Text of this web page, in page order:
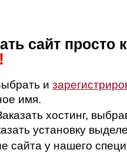
сайт просто
и
имя.
хостинг,
установку
сайта у нашего